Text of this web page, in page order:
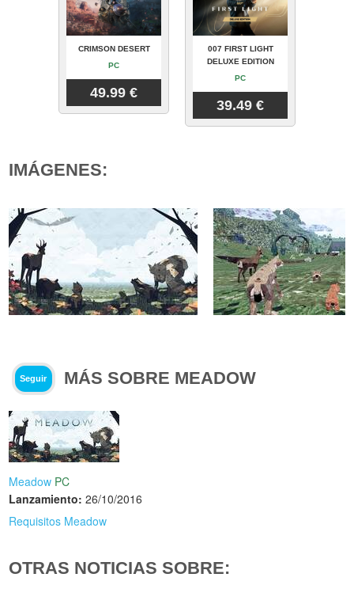
CRIMSON DESERT
PC
49.99 €
007 FIRST LIGHT
DELUXE EDITION
PC
39.49 €
IMÁGENES:
Seguir MÁS SOBRE MEADOW
Meadow PC
Lanzamiento: 26/10/2016
Requisitos Meadow
OTRAS NOTICIAS SOBRE: